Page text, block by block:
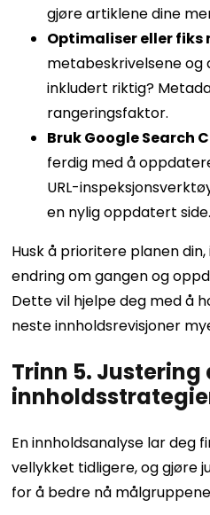
gjøre artiklene dine
Optimaliser eller
metabeskrivelsene
inkludert riktig?
rangeringsfaktor.
Bruk Google Search
ferdig med å
URL-
en nylig oppdatert side.
Husk å prioritere planen
endring om gangen og
Dette vil hjelpe deg med å
neste innholdsrevisjoner
Trinn 5. Justering
En innholdsanalyse lar
vellykket tidligere, og gjøre
for å bedre nå